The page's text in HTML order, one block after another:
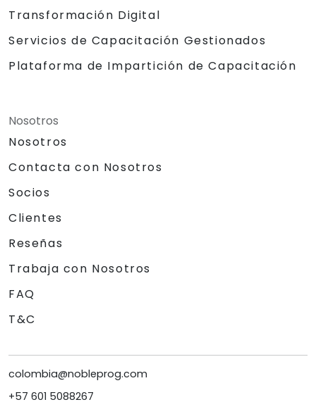
Transformación Digital
Servicios de Capacitación Gestionados
Plataforma de Impartición de Capacitación
Nosotros
Nosotros
Contacta con Nosotros
Socios
Clientes
Reseñas
Trabaja con Nosotros
FAQ
T&C
colombia@nobleprog.com
+57 601 5088267